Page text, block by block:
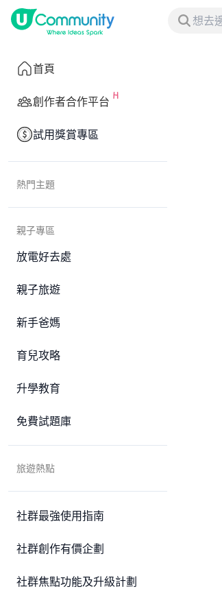
首頁
創作者合作平台
試用獎賞專區
熱門主題
親子專區
放電好去處
親子旅遊
新手爸媽
育兒攻略
升學教育
免費試題庫
旅遊熱點
社群最強使用指南
社群創作有價企劃
社群焦點功能及升級計劃